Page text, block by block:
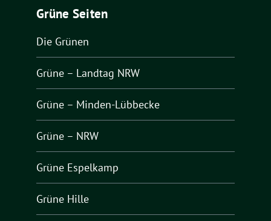
Grüne Seiten
Die Grünen
Grüne – Landtag NRW
Grüne – Minden-Lübbecke
Grüne – NRW
Grüne Espelkamp
Grüne Hille